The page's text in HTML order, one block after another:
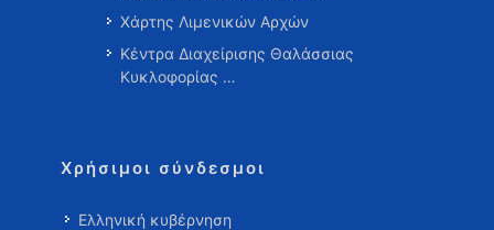
Χάρτης Λιμενικών Αρχών
Κέντρα Διαχείρισης Θαλάσσιας
Κυκλοφορίας …
Χρήσιμοι σύνδεσμοι
Ελληνική κυβέρνηση